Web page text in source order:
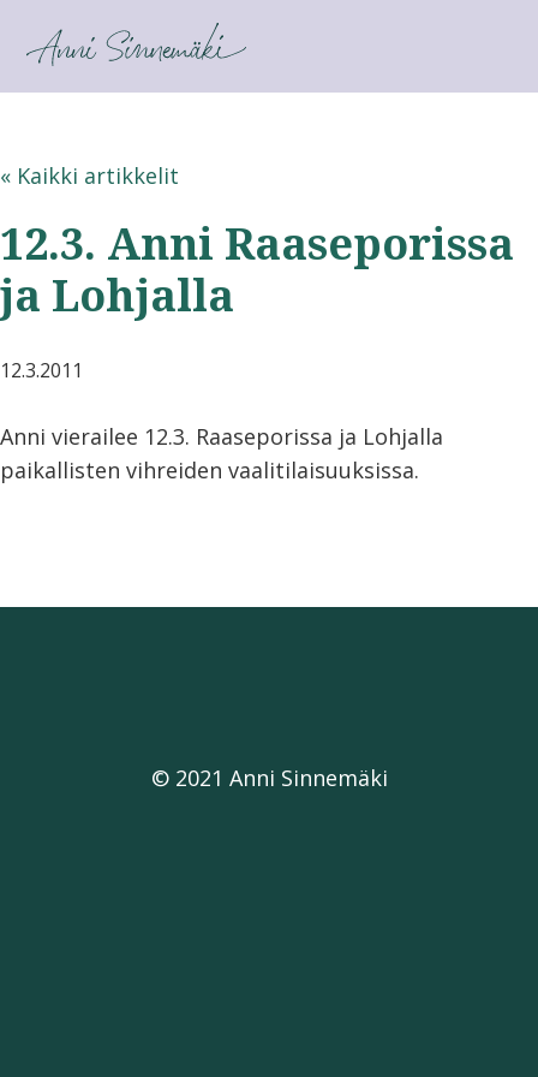
ANNI SINNEMÄKI
« Kaikki artikkelit
12.3. Anni Raaseporissa
ja Lohjalla
12.3.2011
Anni vierailee 12.3. Raaseporissa ja Lohjalla
paikallisten vihreiden vaalitilaisuuksissa.
© 2021 Anni Sinnemäki